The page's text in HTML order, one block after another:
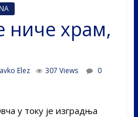
ниче храм,
Elez 307 Views
0
у току је изградња